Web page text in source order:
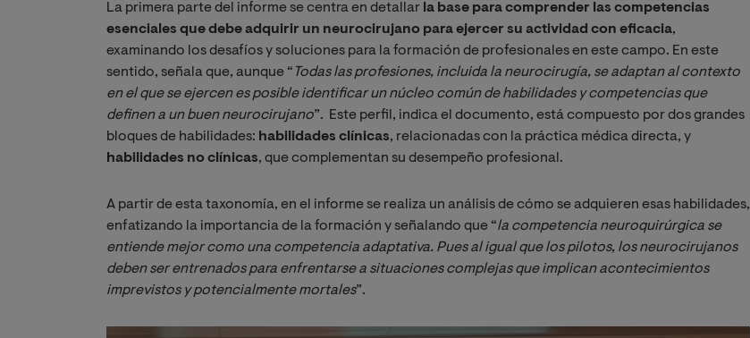
La primera parte del informe se centra en detallar la base para comprender las competencias
esenciales que debe adquirir un neurocirujano para ejercer su actividad con eficacia,
examinando los desafíos y soluciones para la formación de profesionales en este campo. En este
sentido, señala que, aunque “ Todas las profesiones, incluida la neurocirugía, se adaptan al contexto
en el que se ejercen es posible identificar un núcleo común de habilidades y competencias que
definen a un buen neurocirujano”. Este perfil, indica el documento, está compuesto por dos grandes
bloques de habilidades: habilidades clínicas, relacionadas con la práctica médica directa, y
habilidades no clínicas, que complementan su desempeño profesional.
A partir de esta taxonomía, en el informe se realiza un análisis de cómo se adquieren esas habilidades,
enfatizando la importancia de la formación y señalando que “la competencia neuroquirúrgica se
entiende mejor como una competencia adaptativa. Pues al igual que los pilotos, los neurocirujanos
deben ser entrenados para enfrentarse a situaciones complejas que implican acontecimientos
imprevistos y potencialmente mortales”.